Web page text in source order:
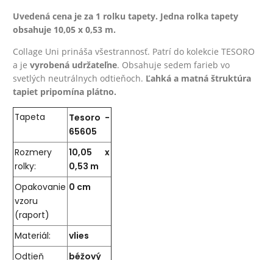
Uvedená cena je za 1 rolku tapety. Jedna rolka tapety
obsahuje 10,05 x 0,53 m.
Collage Uni prináša všestrannosť. Patrí do kolekcie TESORO
a jevyrobená udržateľne. Obsahuje sedem farieb vo
svetlých neutrálnych odtieňoch. Ľahká a matná štruktúra
tapiet pripomína plátno.
Tapeta
Tesoro -
65605
Rozmery
rolky:
10,05 x
0,53 m
Opakovanie
vzoru
(raport)
0 cm
Materiál:
vlies
Odtieň
béžový